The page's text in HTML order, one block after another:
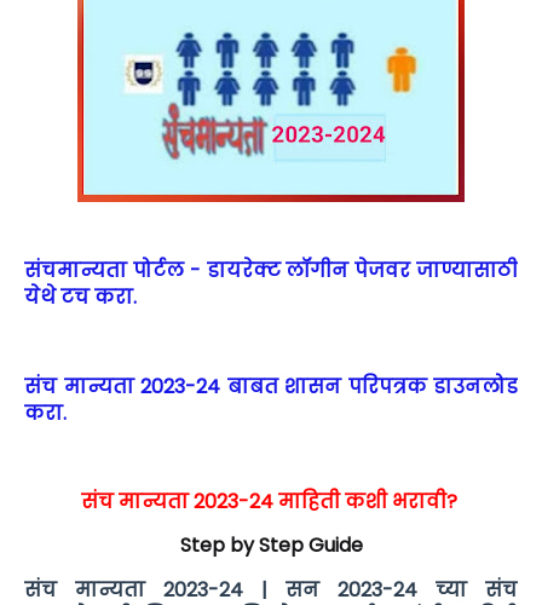
संचमान्यता पोर्टल - डायरेक्ट लॉगीन पेजवर जाण्यासाठी
येथे टच करा.
संच मान्यता 2023-24 बाबत शासन परिपत्रक डाउनलोड
करा.
संच मान्यता 2023-24 माहिती कशी भरावी?
Step by Step Guide
संच मान्यता 2023-24 | सन 2023-24 च्या संच